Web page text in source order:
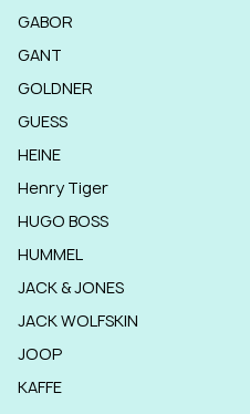
GABOR
GANT
GOLDNER
GUESS
HEINE
Henry Tiger
HUGO BOSS
HUMMEL
JACK & JONES
JACK WOLFSKIN
JOOP
KAFFE